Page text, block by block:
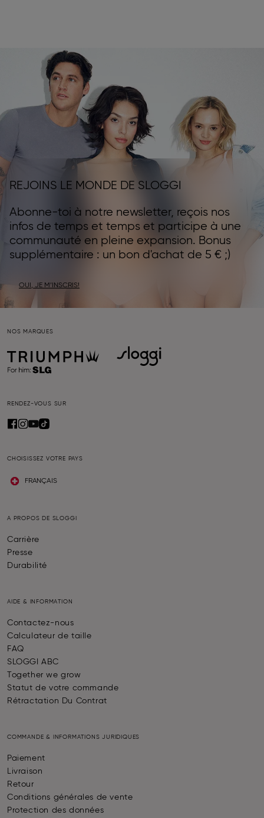
REJOINS LE MONDE DE SLOGGI
Abonne-toi à notre newsletter, reçois nos
infos de temps et temps et participe à une
communauté en pleine expansion. Bonus
supplémentaire : un bon d'achat de 5 € ;)
OUI, JE M’INSCRIS!
NOS MARQUES
RENDEZ-VOUS SUR
CHOISISSEZ VOTRE PAYS
FRANÇAIS
A PROPOS DE SLOGGI
Carrière
Presse
Durabilité
AIDE & INFORMATION
Contactez-nous
Calculateur de taille
FAQ
SLOGGI ABC
Together we grow
Statut de votre commande
Rétractation Du Contrat
COMMANDE & INFORMATIONS JURIDIQUES
Paiement
Livraison
Retour
Conditions générales de vente
Protection des données